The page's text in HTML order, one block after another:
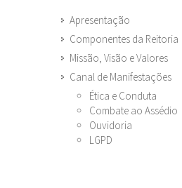
Apresentação
Componentes da Reitoria
Missão, Visão e Valores
Canal de Manifestações
Ética e Conduta
Combate ao Assédio
Ouvidoria
LGPD